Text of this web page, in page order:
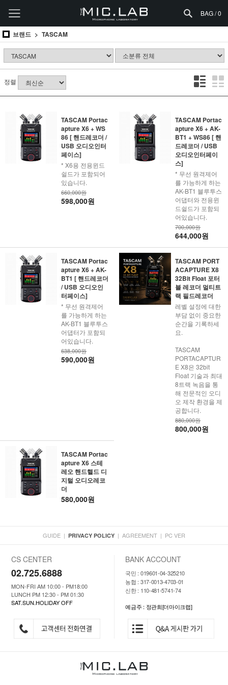
BAG /0
브랜드 TASCAM
정렬
TASCAM Portac
apture X6 + WS
86 [ 핸드레코더 /
USB 오디오인터
페이스]
* X6용 전용윈드
쉴드가 포함되어
있습니다.
660,000원
598,000원
TASCAM Portac
apture X6 + AK-
BT1 + WS86 [ 핸
드레코더 / USB
오디오인터페이
스]
* 무선 원격제어
를 가능하게 하는
AK-BT1 블루투스
어댑터와 전용윈
드쉴드가 포함되
어있습니다.
700,000원
644,000원
TASCAM Portac
apture X6 + AK-
BT1 [ 핸드레코더
/ USB 오디오인
터페이스]
* 무선 원격제어
를 가능하게 하는
AK-BT1 블루투스
어댑터가 포함되
어있습니다.
638,000원
590,000원
TASCAM PORT
ACAPTURE X8
32Bit Float 포터
블 레코더 멀티트
랙 필드레코더
레벨 설정에 대한
부담 없이 중요한
순간을 기록하세
요.
TASCAM
PORTACAPTUR
E X8은 32bit
Float 기술과 최대
8트랙 녹음을 통
해 전문적인 오디
오 제작 환경을 제
공합니다.
880,000원
800,000원
TASCAM Portac
apture X6 스테
레오 핸드핼드 디
지털 오디오레코
더
580,000원
GUIDE | PRIVACY POLICY | AGREEMENT | PC VER
CS CENTER
02.725.6888
MON-FRI AM 10:00 - PM18:00
LUNCH PM 12:30 - PM 01:30
SAT.SUN.HOLIDAY OFF
BANK ACCOUNT
국민 : 019601-04-325210
농협 : 317-0013-4703-01
신한 : 110-481-5741-74
예금주 : 정관희[더마이크랩]